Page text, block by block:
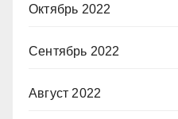
Октябрь 2022
Сентябрь 2022
Август 2022